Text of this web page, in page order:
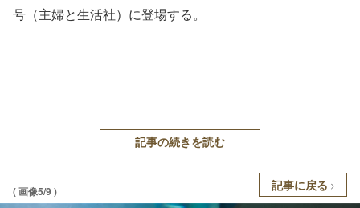
号（主婦と生活社）に登場する。
記事の続きを読む
( 画像5/9 ) 記事に戻る